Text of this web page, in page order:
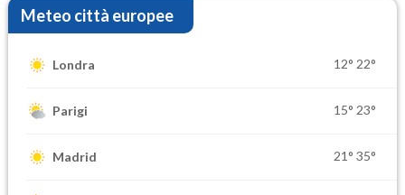
Meteo città europee
Londra 12° 22°
Parigi 15° 23°
Madrid 21° 35°